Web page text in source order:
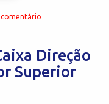
comentário
Direção
Superior